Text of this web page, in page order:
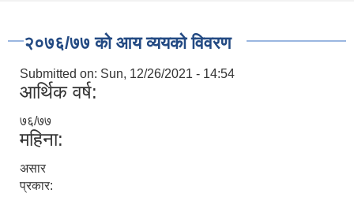
२०७६/७७ को आय व्ययको विवरण
Submitted on: Sun, 12/26/2021 - 14:54
आर्थिक वर्ष:
७६/७७
महिना:
असार
प्रकार: